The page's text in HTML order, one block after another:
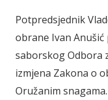
Potpredsjednik
obrane Ivan
saborskog Odbora
izmjena Zakona o
Oružanim snagama.